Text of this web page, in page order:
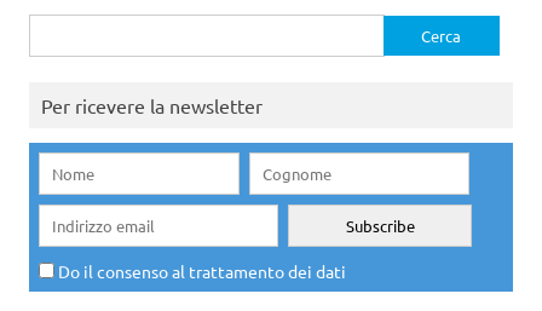
per:
Per ricevere la newsletter
Do il consenso al trattamento dei dati